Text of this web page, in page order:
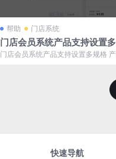
帮助 门店系统
门店会员系统产品支持设置
门店会员系统产品支持设置多规格
快速导航